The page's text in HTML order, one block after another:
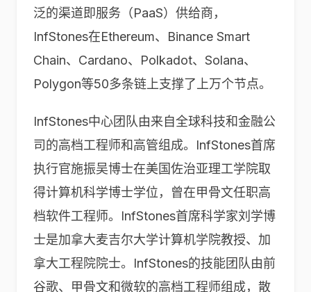
泛的渠道即服务（PaaS）供给商，
InfStones在Ethereum、Binance Smart
Chain、Cardano、Polkadot、Solana、
Polygon等50多条链上支撑了上万个节点。
InfStones中心团队由来自全球科技和金融公
司的高档工程师和高管组成。InfStones首席
执行官施振吴博士在美国佐治亚理工学院取
得计算机科学博士学位，曾在甲骨文任职高
档软件工程师。InfStones首席科学家刘学博
士是加拿大麦吉尔大学计算机学院教授、加
拿大工程院院士。InfStones的技能团队由前
谷歌、甲骨文和微软的高档工程师组成，散